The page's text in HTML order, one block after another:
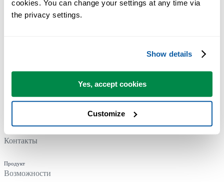
cookies. You can change your settings at any time via
the privacy settings.
Show details
Yes, accept cookies
Customize
Новости и Обновления
Организации, использующие ASAP Utilities
Контакты
Продукт
Возможности